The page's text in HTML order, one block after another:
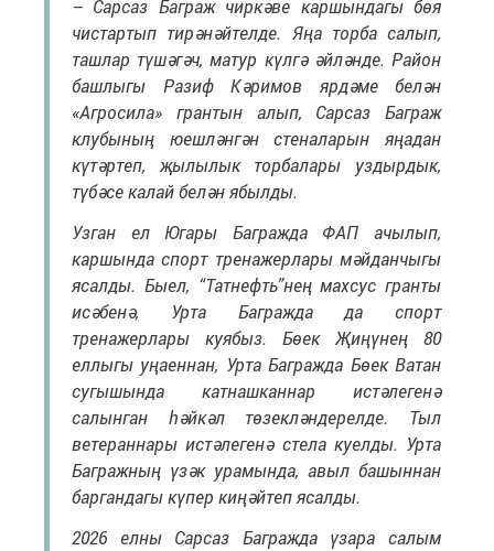
– Сарсаз Баграж чиркәве каршындагы бөя
чистартып тирәнәйтелде. Яңа торба салып,
ташлар түшәгәч, матур күлгә әйләнде. Район
башлыгы Разиф Кәримов ярдәме белән
«Агросила» грантын алып, Сарсаз Баграж
клубының юешләнгән стеналарын яңадан
күтәртеп, җылылык торбалары уздырдык,
түбәсе калай белән ябылды.
Узган ел Югары Багражда ФАП ачылып,
каршында спорт тренажерлары мәйданчыгы
ясалды. Быел, “Татнефть”нең махсус гранты
исәбенә, Урта Багражда да спорт
тренажерлары куябыз. Бөек Җиңүнең 80
еллыгы уңаеннан, Урта Багражда Бөек Ватан
сугышында катнашканнар истәлегенә
салынган һәйкәл төзекләндерелде. Тыл
ветераннары истәлегенә стела куелды. Урта
Багражның үзәк урамында, авыл башыннан
баргандагы күпер киңәйтеп ясалды.
2026 елны Сарсаз Багражда үзара салым